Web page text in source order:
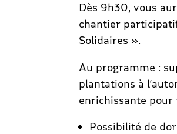
Dès 9h30, vous
chantier
Solidaires ».
Au programme :
plantations à
enrichissante pour
Possibilité de